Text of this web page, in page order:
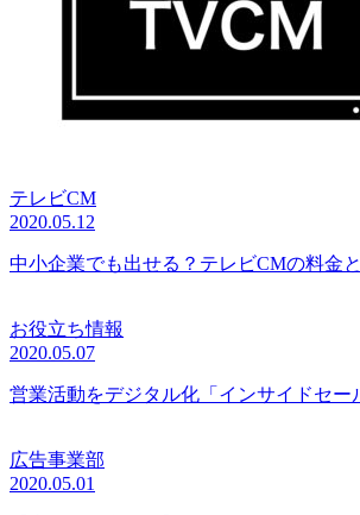
テレビCM
2020.05.12
中小企業でも出せる？テレビCMの料金
お役立ち情報
2020.05.07
営業活動をデジタル化「インサイドセー
広告事業部
2020.05.01